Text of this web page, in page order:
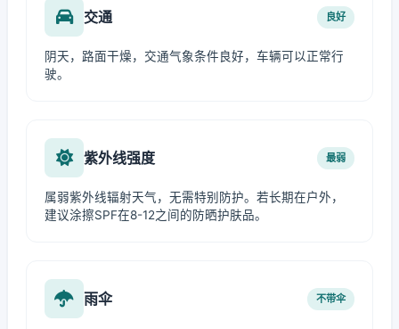
交通 良好
阴天，路面干燥，交通气象条件良好，车辆可以正常行
驶。
紫外线强度 最弱
属弱紫外线辐射天气，无需特别防护。若长期在户外，
建议涂擦SPF在8-12之间的防晒护肤品。
雨伞 不带伞